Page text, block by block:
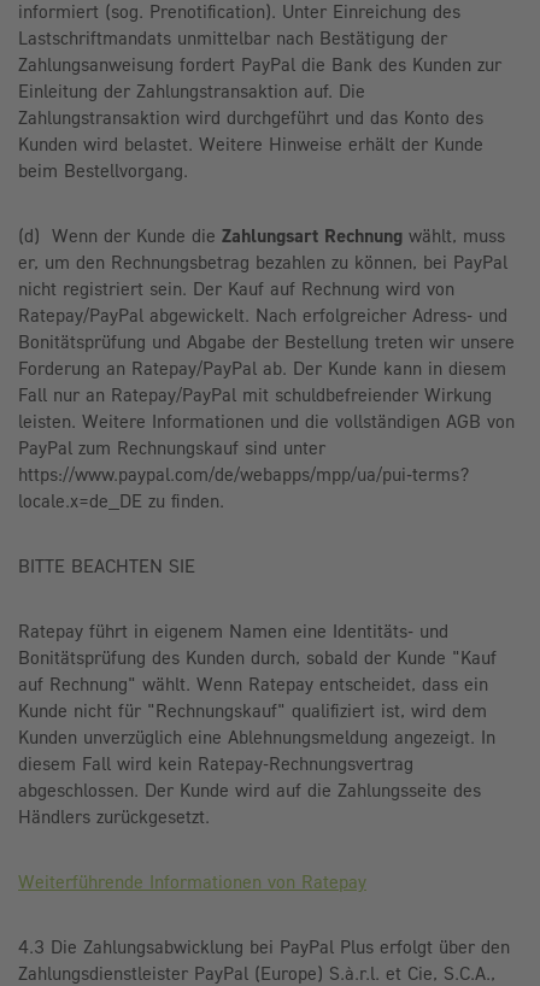
informiert (sog. Prenotification). Unter Einreichung des
Lastschriftmandats unmittelbar nach Bestätigung der
Zahlungsanweisung fordert PayPal die Bank des Kunden zur
Einleitung der Zahlungstransaktion auf. Die
Zahlungstransaktion wird durchgeführt und das Konto des
Kunden wird belastet. Weitere Hinweise erhält der Kunde
beim Bestellvorgang.
(d) Wenn der Kunde die Zahlungsart Rechnung wählt, muss
er, um den Rechnungsbetrag bezahlen zu können, bei PayPal
nicht registriert sein. Der Kauf auf Rechnung wird von
Ratepay/PayPal abgewickelt. Nach erfolgreicher Adress- und
Bonitätsprüfung und Abgabe der Bestellung treten wir unsere
Forderung an Ratepay/PayPal ab. Der Kunde kann in diesem
Fall nur an Ratepay/PayPal mit schuldbefreiender Wirkung
leisten. Weitere Informationen und die vollständigen AGB von
PayPal zum Rechnungskauf sind unter
https://www.paypal.com/de/webapps/mpp/ua/pui-terms?
locale.x=de_DE zu finden.
BITTE BEACHTEN SIE
Ratepay führt in eigenem Namen eine Identitäts- und
Bonitätsprüfung des Kunden durch, sobald der Kunde "Kauf
auf Rechnung" wählt. Wenn Ratepay entscheidet, dass ein
Kunde nicht für "Rechnungskauf" qualifiziert ist, wird dem
Kunden unverzüglich eine Ablehnungsmeldung angezeigt. In
diesem Fall wird kein Ratepay-Rechnungsvertrag
abgeschlossen. Der Kunde wird auf die Zahlungsseite des
Händlers zurückgesetzt.
Weiterführende Informationen von Ratepay
4.3 Die Zahlungsabwicklung bei PayPal Plus erfolgt über den
Zahlungsdienstleister PayPal (Europe) S.à.r.l. et Cie, S.C.A.,